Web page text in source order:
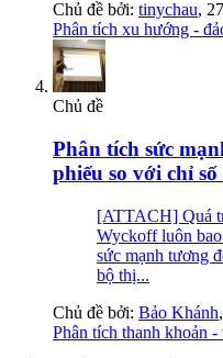
Chủ đề bởi: tinychau,
Phân tích xu hướng -
Chủ đề
Phân tích sức
phiếu so với chỉ
[ATTACH] Quá
Wyckoff luôn
sức mạnh tương
bộ thị...
Chủ đề bởi: Bảo Khánh,
Phân tích thanh khoản -